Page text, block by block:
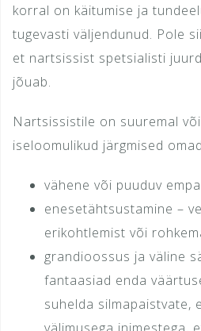
korral on käitumise ja
tugevasti väljendunud. Pole
et nartsissist spetsialisti
jõuab.
Nartsissistile on suuremal
iseloomulikud järgmised
vähene või puuduv
enesetähtsustamine –
erikohtlemist või
grandioossus ja väline
fantaasiad enda
suhelda silmapaistvate,